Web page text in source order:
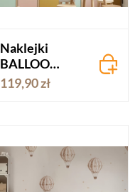
Naklejki
BALLOO
BALLOO
119,90 zł